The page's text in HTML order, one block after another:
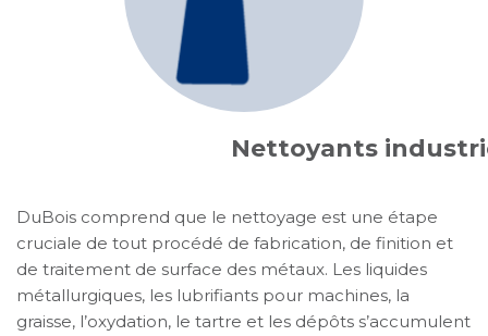
Nettoyants
DuBois comprend que le nettoyage est une étape
cruciale de tout procédé de fabrication, de finition et
de traitement de surface des métaux. Les liquides
métallurgiques, les lubrifiants pour machines, la
graisse, l’oxydation, le tartre et les dépôts s’accumulent